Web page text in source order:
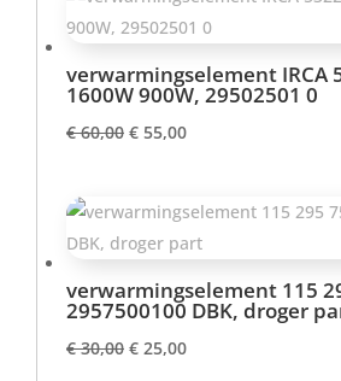
verwarmingselement IRCA
1600W 900W, 29502501 0
€60,00 Oorspronkelijke
€ 60,00.
€ 55,00Huidige
€ 55,00.
verwarmingselement 115
2957500100 DBK, droger
€30,00 Oorspronkelijke
€ 25,00Huidige